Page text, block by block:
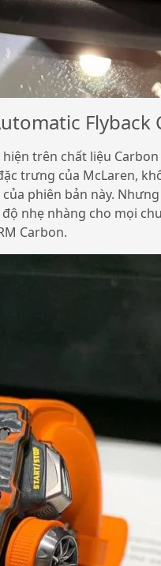
Flyback
trên chất liệu Carbon
trưng của McLaren,
phiên bản này.
nhẹ nhàng cho mọi
Carbon.